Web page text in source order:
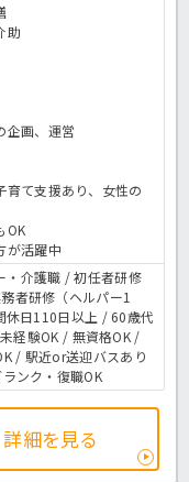
助
企画、運営
て支援あり、女性の
OK
が活躍中
・介護職 / 初任者研修
者研修（ヘルパー1
休日110日以上 / 60歳代
経験OK / 無資格OK /
/ 駅近or送迎バスあり
ンク・復職OK
詳細を見る